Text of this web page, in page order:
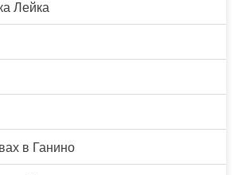
Лейка
в Ганино